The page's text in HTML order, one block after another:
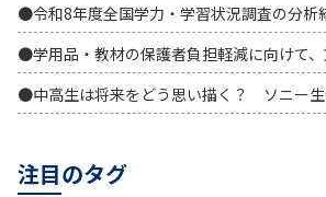
●令和8年度全国学力・学習状況調査の分析
●学用品・教材の保護者負担軽減に向けて
●中高生は将来をどう思い描く？ ソニー
注目のタグ